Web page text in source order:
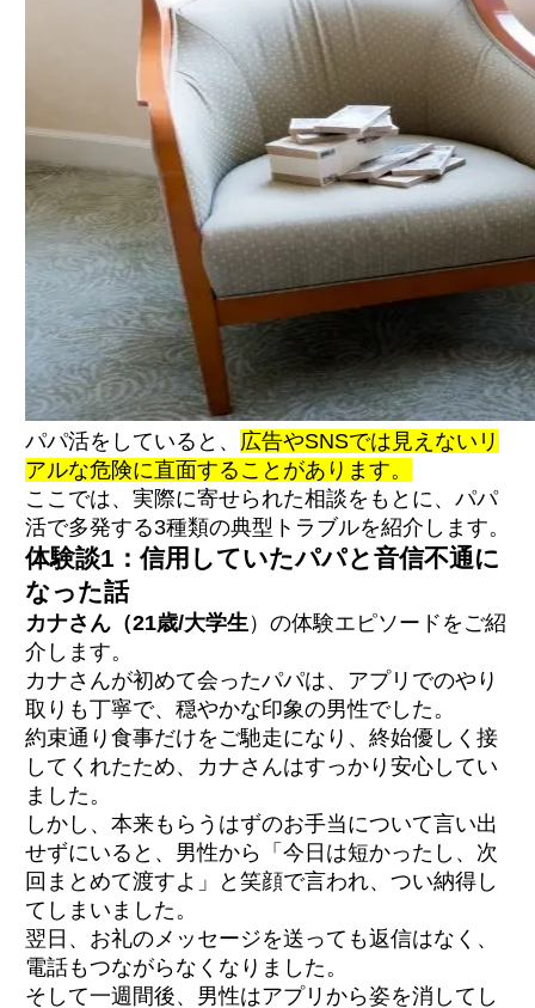
パパ活をしていると、 広告やSNSでは見えないリ
アルな危険に直面することがあります。
ここでは、実際に寄せられた相談をもとに、パパ
活で多発する3種類の典型トラブルを紹介します。
体験談1：信用していたパパと音信不通に
なった話
カナさん（21歳/大学生）の体験エピソードをご紹
介します。
カナさんが初めて会ったパパは、アプリでのやり
取りも丁寧で、穏やかな印象の男性でした。
約束通り食事だけをご馳走になり、終始優しく接
してくれたため、カナさんはすっかり安心してい
ました。
しかし、本来もらうはずのお手当について言い出
せずにいると、男性から「今日は短かったし、次
回まとめて渡すよ」と笑顔で言われ、つい納得し
てしまいました。
翌日、お礼のメッセージを送っても返信はなく、
電話もつながらなくなりました。
そして一週間後、男性はアプリから姿を消してし